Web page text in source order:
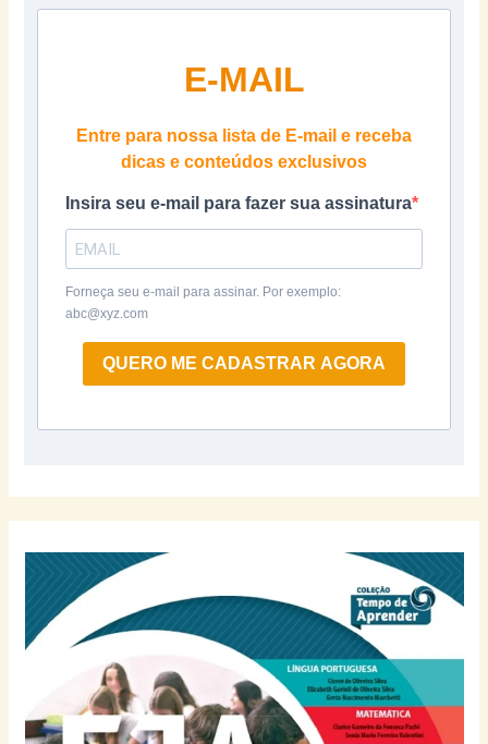
E-MAIL
Entre para nossa lista de E-mail e receba
dicas e conteúdos exclusivos
Insira seu e-mail para fazer sua assinatura
Forneça seu e-mail para assinar. Por exemplo:
abc@xyz.com
QUERO ME CADASTRAR AGORA